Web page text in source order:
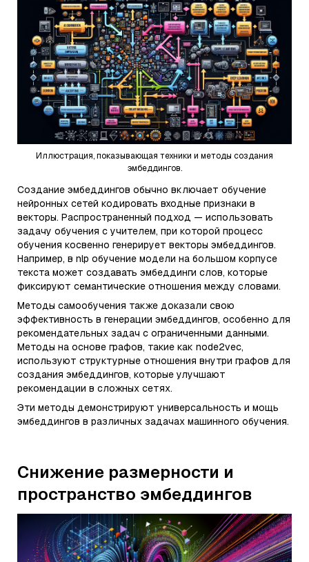
Иллюстрация, показывающая техники и методы создания
эмбеддингов.
Создание эмбеддингов обычно включает обучение
нейронных сетей кодировать входные признаки в
векторы. Распространенный подход — использовать
задачу обучения с учителем, при которой процесс
обучения косвенно генерирует векторы эмбеддингов.
Например, в nlp обучение модели на большом корпусе
текста может создавать эмбеддинги слов, которые
фиксируют семантические отношения между словами.
Методы самообучения также доказали свою
эффективность в генерации эмбеддингов, особенно для
рекомендательных задач с ограниченными данными.
Методы на основе графов, такие как node2vec,
используют структурные отношения внутри графов для
создания эмбеддингов, которые улучшают
рекомендации в сложных сетях.
Эти методы демонстрируют универсальность и мощь
эмбеддингов в различных задачах машинного обучения.
Снижение размерности и
пространство эмбеддингов